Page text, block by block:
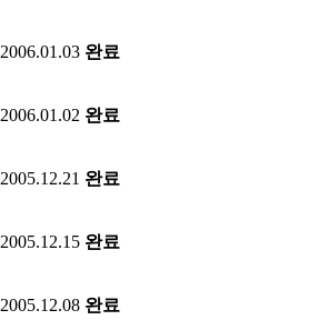
2006.01.03 완료
2006.01.02 완료
2005.12.21 완료
2005.12.15 완료
2005.12.08 완료